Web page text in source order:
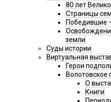
80 лет
Страницы
Победившие
земли
Суды истории
Виртуальная
Герои
Волотовское
О
Книги